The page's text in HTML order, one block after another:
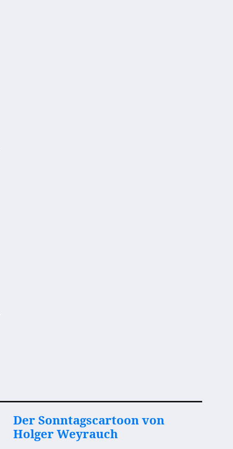
Der Sonntagscartoon von
Holger Weyrauch